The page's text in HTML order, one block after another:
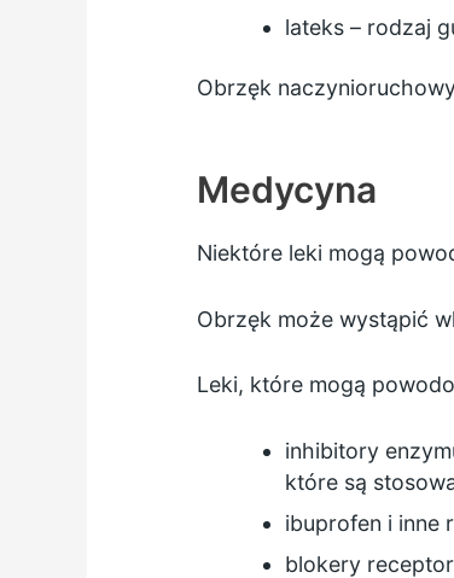
lateks – rodzaj
Obrzęk
Medycyna
Niektóre leki mogą
Obrzęk może wystąpić
Leki, które mogą
inhibitory
które są
ibuprofen i inne
blokery